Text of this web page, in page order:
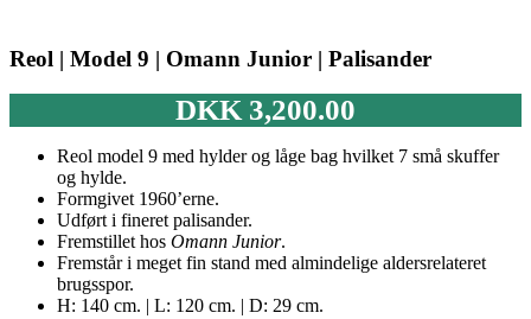
Reol | Model 9 | Omann Junior | Palisander
DKK3,200.00
Reol model 9 med hylder og låge bag hvilket 7 små skuffer
og hylde.
Formgivet 1960’erne.
Udført i fineret palisander.
Fremstillet hos Omann Junior.
Fremstår i meget fin stand med almindelige aldersrelateret
brugsspor.
H: 140 cm. | L: 120 cm. | D: 29 cm.